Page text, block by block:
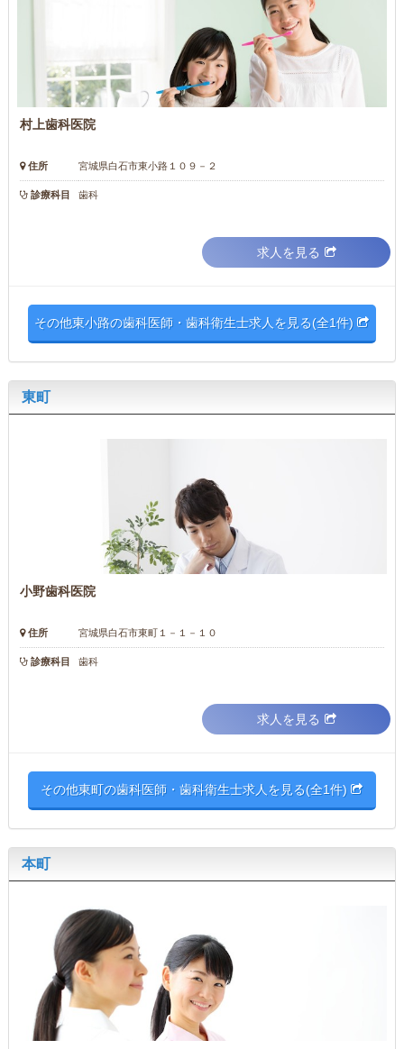
村上歯科医院
住所 宮城県白石市東小路１０９－２
診療科目 歯科
求人を見る
その他東小路の歯科医師・歯科衛生士求人を見る(全1件)
東町
小野歯科医院
住所 宮城県白石市東町１－１－１０
診療科目 歯科
求人を見る
その他東町の歯科医師・歯科衛生士求人を見る(全1件)
本町